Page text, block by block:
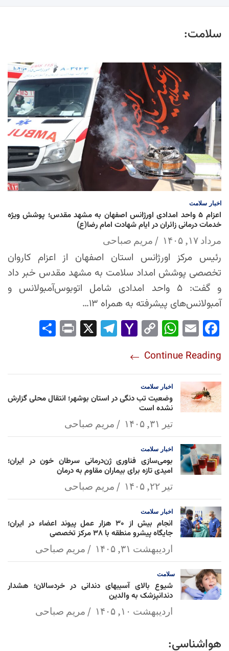
سلامت:
اخبار سلامت
اعزام ۵ واحد امدادی اورژانس اصفهان به مشهد مقدس؛ پوشش ویژه
خدمات درمانی زائران در ایام شهادت امام رضا(ع)
مرداد ۱۷, ۱۴۰۵ مریم صباحی
رئیس مرکز اورژانس استان اصفهان از اعزام کاروان
تخصصی پوشش امداد سلامت به مشهد مقدس خبر داد
و گفت: ۵ واحد امدادی شامل اتوبوس‌آمبولانس و
آمبولانس‌های پیشرفته به همراه ۱۳…
Fac
ok
Em
Wh
Ap
p
Co
Lin
k
Yah
l
Tel
Pri
Continue Reading
اخبار سلامت
وضعیت تب دنگی در استان بوشهر؛ انتقال محلی گزارش
نشده است
تیر ۳۱, ۱۴۰۵ مریم صباحی
اخبار سلامت
بومی‌سازی فناوری ژن‌درمانی سرطان خون در ایران؛
امیدی تازه برای بیماران مقاوم به درمان
تیر ۲۲, ۱۴۰۵ مریم صباحی
اخبار سلامت
انجام بیش از ۳۰ هزار عمل پیوند اعضاء در ایران؛
جایگاه پیشرو منطقه با ۳۸ مرکز تخصصی
اردیبهشت ۳۱, ۱۴۰۵ مریم صباحی
سلامت
شیوع بالای آسیبهای دندانی در خردسالان؛ هشدار
دندانپزشک به والدین
اردیبهشت ۱۰, ۱۴۰۵ مریم صباحی
هواشناسی: